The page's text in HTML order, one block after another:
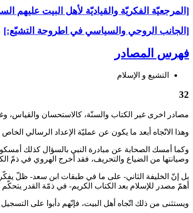
[المرجعيّة الفكريّة والقياديّة لأهل البيت عليهم
[الجانب الروحي والسياسي في اطروحة التشيّع:]
فهرس المصادر
التشیع و الإسلام
32
مصادر اخرى غير الكتاب والسنّة، كالاستحسان والقياس،
وهذا الاتّجاه أبعد ما يكون عن عمليّة الإعداد الرسالي
وكما أمسك الصحابة عن مبادرة النبي بالسؤال كذلك
وصيانتها من الضياع والتحريف، فقد أخرج الهروي في ذمّ
بل إنّ الخليفة الثاني- على ما في طبقات ابن سعد- ظلّ
أهمّ مصدر للإسلام بعد الكتاب الكريم- في ذمّة القدر
ويستثنى من ذلك اتّجاه أهل البيت، فإنّهم دأبوا على التسجيل